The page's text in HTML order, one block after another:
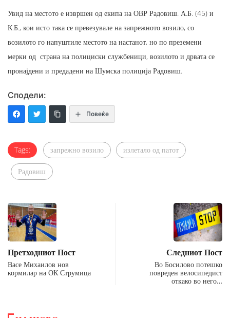
Увид на местото е извршен од екипа на ОВР Радовиш. А.Б. (45) и
К.Б., кои исто така се превезувале на запрежното возило, со
возилото го напуштиле местото на настанот, но по преземени
мерки од страна на полициски службеници, возилото и дрвата се
пронајдени и предадени на Шумска полиција Радовиш.
Сподели:
Повеќе
Tags: запрежно возило излетало од патот
Радовиш
Претходниот Пост
Васе Михаилов нов
кормилар на ОК Струмица
Следниот Пост
Во Босилово потешко
повреден велосипедист
откако во него…